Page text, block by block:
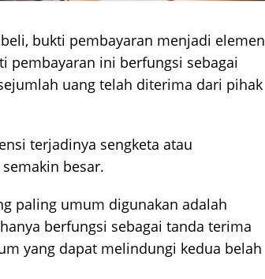
bukti pembayaran menjadi elemen
pembayaran ini berfungsi sebagai
uang telah diterima dari pihak
terjadinya sengketa atau
besar.
paling umum digunakan adalah
berfungsi sebagai tanda terima
yang dapat melindungi kedua belah